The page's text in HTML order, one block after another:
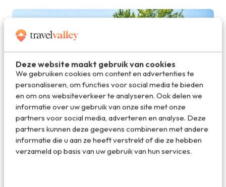
Deze website maakt gebruik van cookies
We gebruiken cookies om content en advertenties te
personaliseren, om functies voor social media te bieden
en om ons websiteverkeer te analyseren. Ook delen we
informatie over uw gebruik van onze site met onze
partners voor social media, adverteren en analyse. Deze
partners kunnen deze gegevens combineren met andere
informatie die u aan ze heeft verstrekt of die ze hebben
verzameld op basis van uw gebruik van hun services.